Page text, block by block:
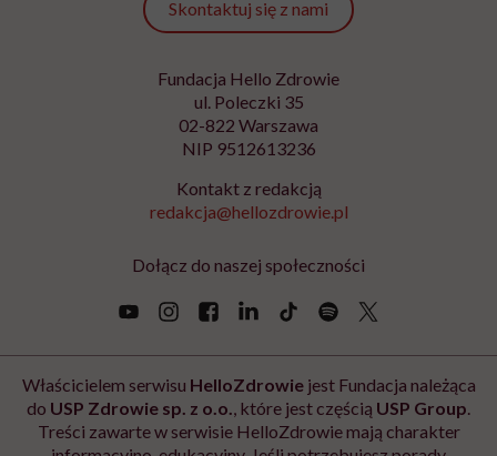
Skontaktuj się z nami
Fundacja Hello Zdrowie
ul. Poleczki 35
02-822 Warszawa
NIP 9512613236
Kontakt z redakcją
redakcja@hellozdrowie.pl
Dołącz do naszej społeczności
Właścicielem serwisu HelloZdrowiejest Fundacja należąca
do USP Zdrowie sp. z o.o., które jest częścią USP Group.
Treści zawarte w serwisie HelloZdrowie mają charakter